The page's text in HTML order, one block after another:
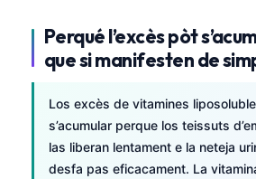
Perqué l’excès pòt
que si manifesten de
Los excès de vitamines
s’acumular perque los teissuts
las liberan lentament e la neteja
desfa pas eficacament. La